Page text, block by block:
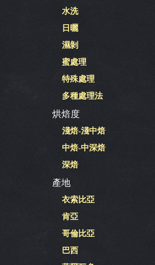
水洗
日曬
濕剝
蜜處理
特殊處理
多種處理法
烘焙度
淺焙-淺中焙
中焙-中深焙
深焙
產地
衣索比亞
肯亞
哥倫比亞
巴西